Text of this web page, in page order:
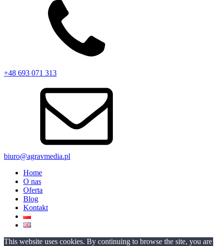
+48 693 071 313
biuro@agravmedia.pl
Home
O nas
Oferta
Blog
Kontakt
This website uses cookies. By continuing to browse the site, you are